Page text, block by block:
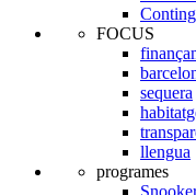
FOCUS
sequera
llengua
programes